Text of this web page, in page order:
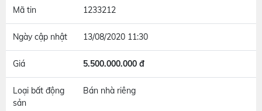
Mã tin 1233212
Ngày cập nhật 13/08/2020 11:30
Giá 5.500.000.000 đ
Loại bất động
sản
Bán nhà riêng